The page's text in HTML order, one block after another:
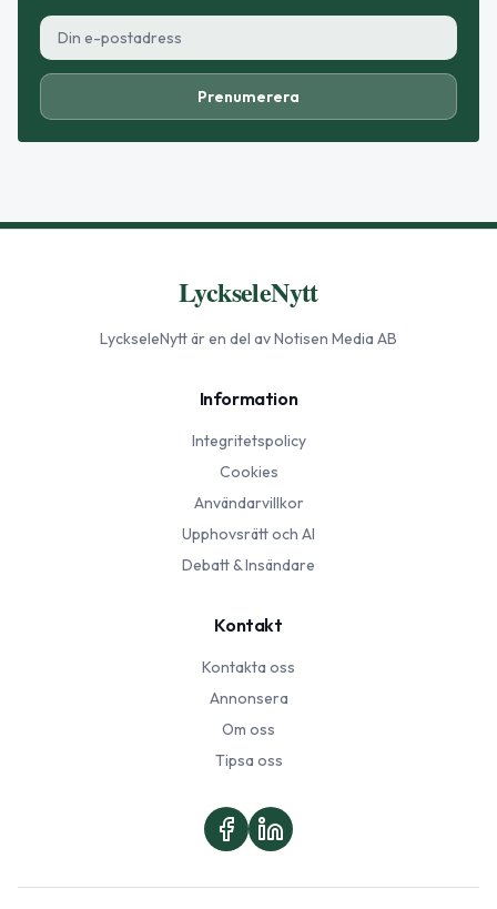
Prenumerera
LyckseleNytt
LyckseleNyttär en del av Notisen Media AB
Information
Integritetspolicy
Cookies
Användarvillkor
Upphovsrätt och AI
Debatt & Insändare
Kontakt
Kontakta oss
Annonsera
Om oss
Tipsa oss